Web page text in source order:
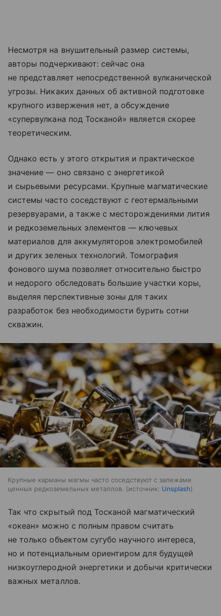
Несмотря на внушительный размер системы,
авторы подчеркивают: сейчас она
не представляет непосредственной вулканической
угрозы. Никаких данных об активной подготовке
крупного извержения нет, а обсуждение
«супервулкана под Тосканой» является скорее
теоретическим.
Однако есть у этого открытия и практическое
значение — оно связано с энергетикой
и сырьевыми ресурсами. Крупные магматические
системы часто соседствуют с геотермальными
резервуарами, а также с месторождениями лития
и редкоземельных элементов — ключевых
материалов для аккумуляторов электромобилей
и других зеленых технологий. Томография
фонового шума позволяет относительно быстро
и недорого обследовать большие участки коры,
выделяя перспективные зоны для таких
разработок без необходимости бурить сотни
скважин.
Крупные карманы магмы часто соседствуют с залежами
ценных редкоземельных металлов.
источник: Unsplash
Так что скрытый под Тосканой магматический
«океан» можно с полным правом считать
не только объектом сугубо научного интереса,
но и потенциальным ориентиром для будущей
низкоуглеродной энергетики и добычи критически
важных металлов.